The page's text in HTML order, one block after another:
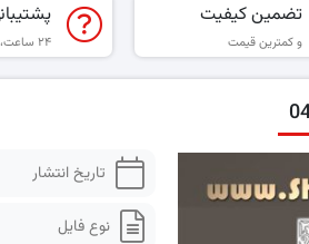
تضمین کیفیت
و کمترین قیمت ۲۴ ساعت، ۷ روز هفته
تاریخ انتشار
نوع فایل